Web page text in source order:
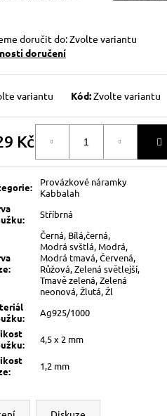
doručit do:Zvolte variantu
doručení
variantu Kód:Zvolte variantu
Kč
:
Provázkové náramky
Kabbalah
: Stříbrná
:
Černá, Bílá,černá,
Modrá svštlá, Modrá,
Modrá tmavá, Červená,
Růžová, Zelená světlejší,
Tmavě zelená, Zelená
neonová, Žlutá, Žl
:
Ag925/1000
:
4,5 x 2 mm
: 1,2 mm